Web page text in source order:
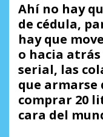
Ahí no hay
de cédula,
hay que
o hacia
serial, las
que armarse
comprar 20
cara del